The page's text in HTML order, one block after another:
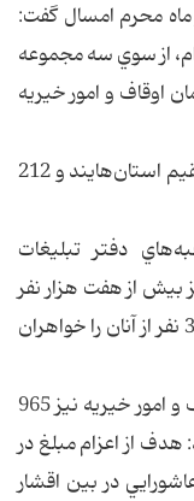
و زن در ماه محرم امسال گفت:
از سوي سه مجموعه
اوقاف و امور خيريه
وي افزود: از اين ميان‌ 14هزار نفر مبلغان مقيم استان‌هايند و 212
دفتر تبليغات
بيش از هفت هزار نفر
را به استان‌هاي مختلف اعزام كرده‌اند كه 35 نفر از آنان را خواهران
وي در ادامه با اشاره به اين‌كه سازمان اوقاف و امور خيريه نيز 965
هدف از اعزام مبلغ در
در بين اقشار